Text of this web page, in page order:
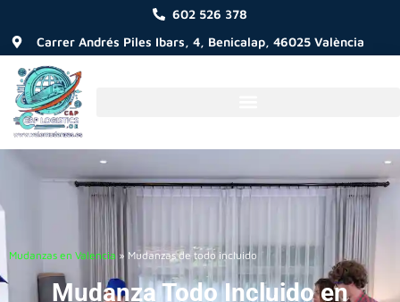
602 526 378
Carrer Andrés Piles Ibars, 4, Benicalap, 46025 València
Mudanzas en Valencia » Mudanzas de todo incluido
Mudanza Todo Incluido en